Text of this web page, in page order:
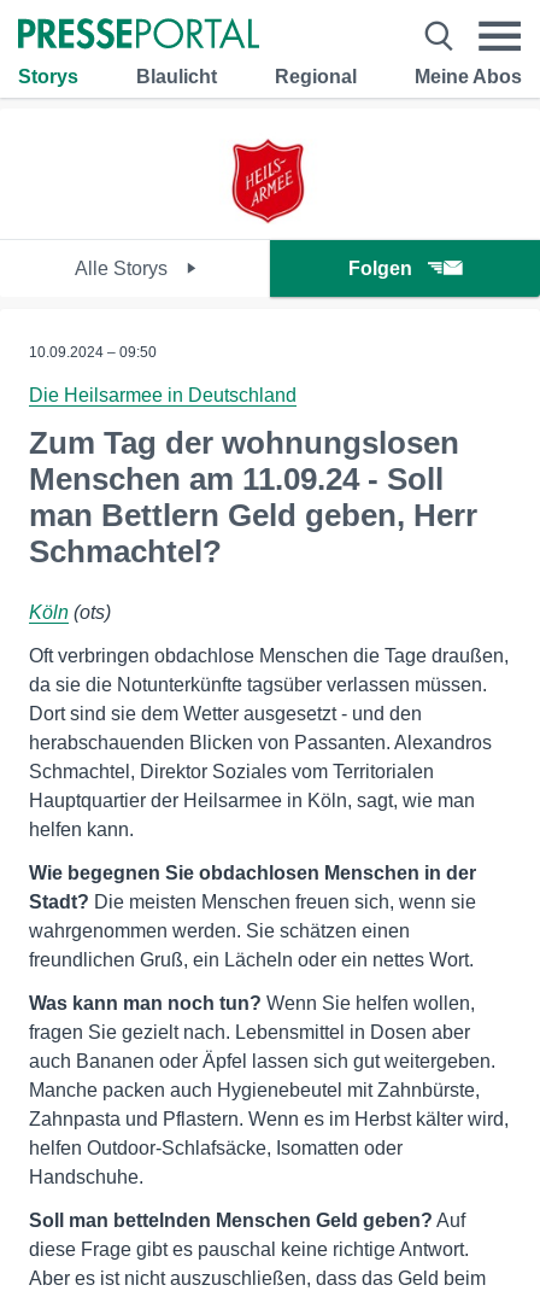
Storys Blaulicht Regional Meine Abos
Alle Storys Folgen
10.09.2024 – 09:50
Die Heilsarmee in Deutschland
Zum Tag der wohnungslosen
Menschen am 11.09.24 - Soll
man Bettlern Geld geben, Herr
Schmachtel?
Köln (ots)
Oft verbringen obdachlose Menschen die Tage draußen,
da sie die Notunterkünfte tagsüber verlassen müssen.
Dort sind sie dem Wetter ausgesetzt - und den
herabschauenden Blicken von Passanten. Alexandros
Schmachtel, Direktor Soziales vom Territorialen
Hauptquartier der Heilsarmee in Köln, sagt, wie man
helfen kann.
Wie begegnen Sie obdachlosen Menschen in der
Stadt? Die meisten Menschen freuen sich, wenn sie
wahrgenommen werden. Sie schätzen einen
freundlichen Gruß, ein Lächeln oder ein nettes Wort.
Was kann man noch tun? Wenn Sie helfen wollen,
fragen Sie gezielt nach. Lebensmittel in Dosen aber
auch Bananen oder Äpfel lassen sich gut weitergeben.
Manche packen auch Hygienebeutel mit Zahnbürste,
Zahnpasta und Pflastern. Wenn es im Herbst kälter wird,
helfen Outdoor-Schlafsäcke, Isomatten oder
Handschuhe.
Soll man bettelnden Menschen Geld geben? Auf
diese Frage gibt es pauschal keine richtige Antwort.
Aber es ist nicht auszuschließen, dass das Geld beim